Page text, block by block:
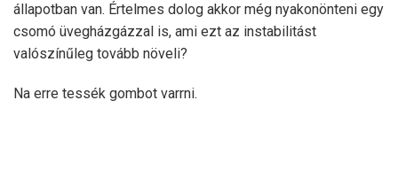
állapotban van. Értelmes dolog akkor még nyakonönteni egy
csomó üvegházgázzal is, ami ezt az instabilitást
valószínűleg tovább növeli?
Na erre tessék gombot varrni.